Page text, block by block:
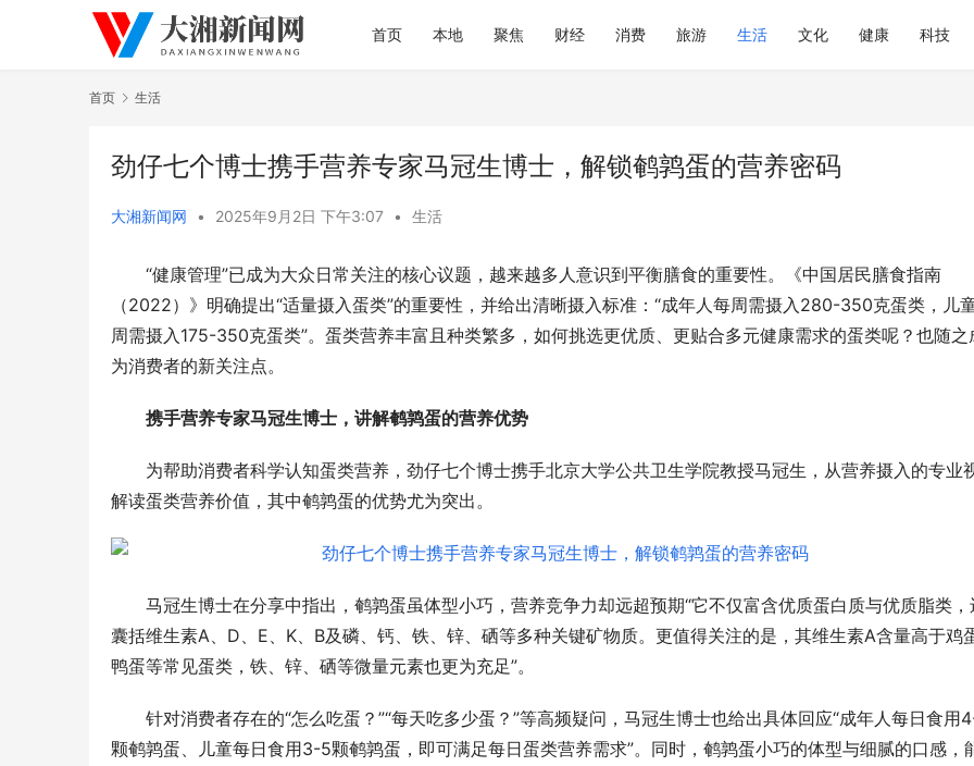
首页 本地 聚焦 财经 消费 旅游 生活 文化 健康 科技
首页 生活
劲仔七个博士携手营养专家马冠生博士，解锁鹌鹑蛋的营养密码
大湘新闻网 • 2025年9月2日 下午3:07 • 生活
“健康管理”已成为大众日常关注的核心议题，越来越多人意识到平衡膳食的重要性。《中国居民膳食指南
（2022）》明确提出“适量摄入蛋类”的重要性，并给出清晰摄入标准：“成年人每周需摄入280-350克蛋类，儿
周需摄入175-350克蛋类”。蛋类营养丰富且种类繁多，如何挑选更优质、更贴合多元健康需求的蛋类呢？也随之
为消费者的新关注点。
携手营养专家马冠生博士，讲解鹌鹑蛋的营养优势
为帮助消费者科学认知蛋类营养，劲仔七个博士携手北京大学公共卫生学院教授马冠生，从营养摄入的专业
解读蛋类营养价值，其中鹌鹑蛋的优势尤为突出。
马冠生博士在分享中指出，鹌鹑蛋虽体型小巧，营养竞争力却远超预期“它不仅富含优质蛋白质与优质脂类，
囊括维生素A、D、E、K、B及磷、钙、铁、锌、硒等多种关键矿物质。更值得关注的是，其维生素A含量高于鸡蛋
鸭蛋等常见蛋类，铁、锌、硒等微量元素也更为充足”。
针对消费者存在的“怎么吃蛋？”“每天吃多少蛋？”等高频疑问，马冠生博士也给出具体回应“成年人每日食用
颗鹌鹑蛋、儿童每日食用3-5颗鹌鹑蛋，即可满足每日蛋类营养需求”。同时，鹌鹑蛋小巧的体型与细腻的口感，